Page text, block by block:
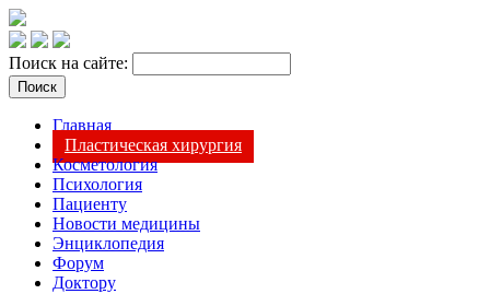
Поиск на сайте:
Главная
Пластическая хирургия
Косметология
Психология
Пациенту
Новости медицины
Энциклопедия
Форум
Доктору